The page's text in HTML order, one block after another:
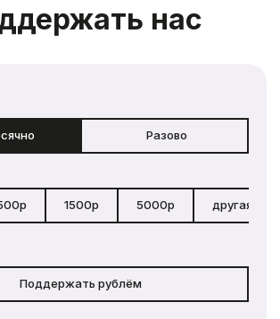
нас
Разово
1500р 5000р другая
Поддержать рублём